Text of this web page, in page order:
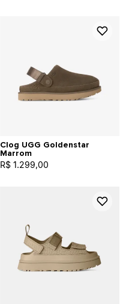
Clog UGG Goldenstar
Marrom
R$ 1.299,00